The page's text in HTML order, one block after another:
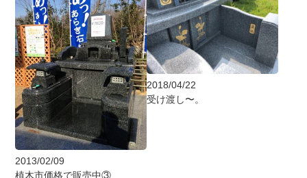
2013/02/09
植木市価格で販売中③
2018/04/22
受け渡し〜。